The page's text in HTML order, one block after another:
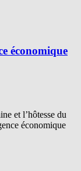
économique
et l’hôtesse du
économique